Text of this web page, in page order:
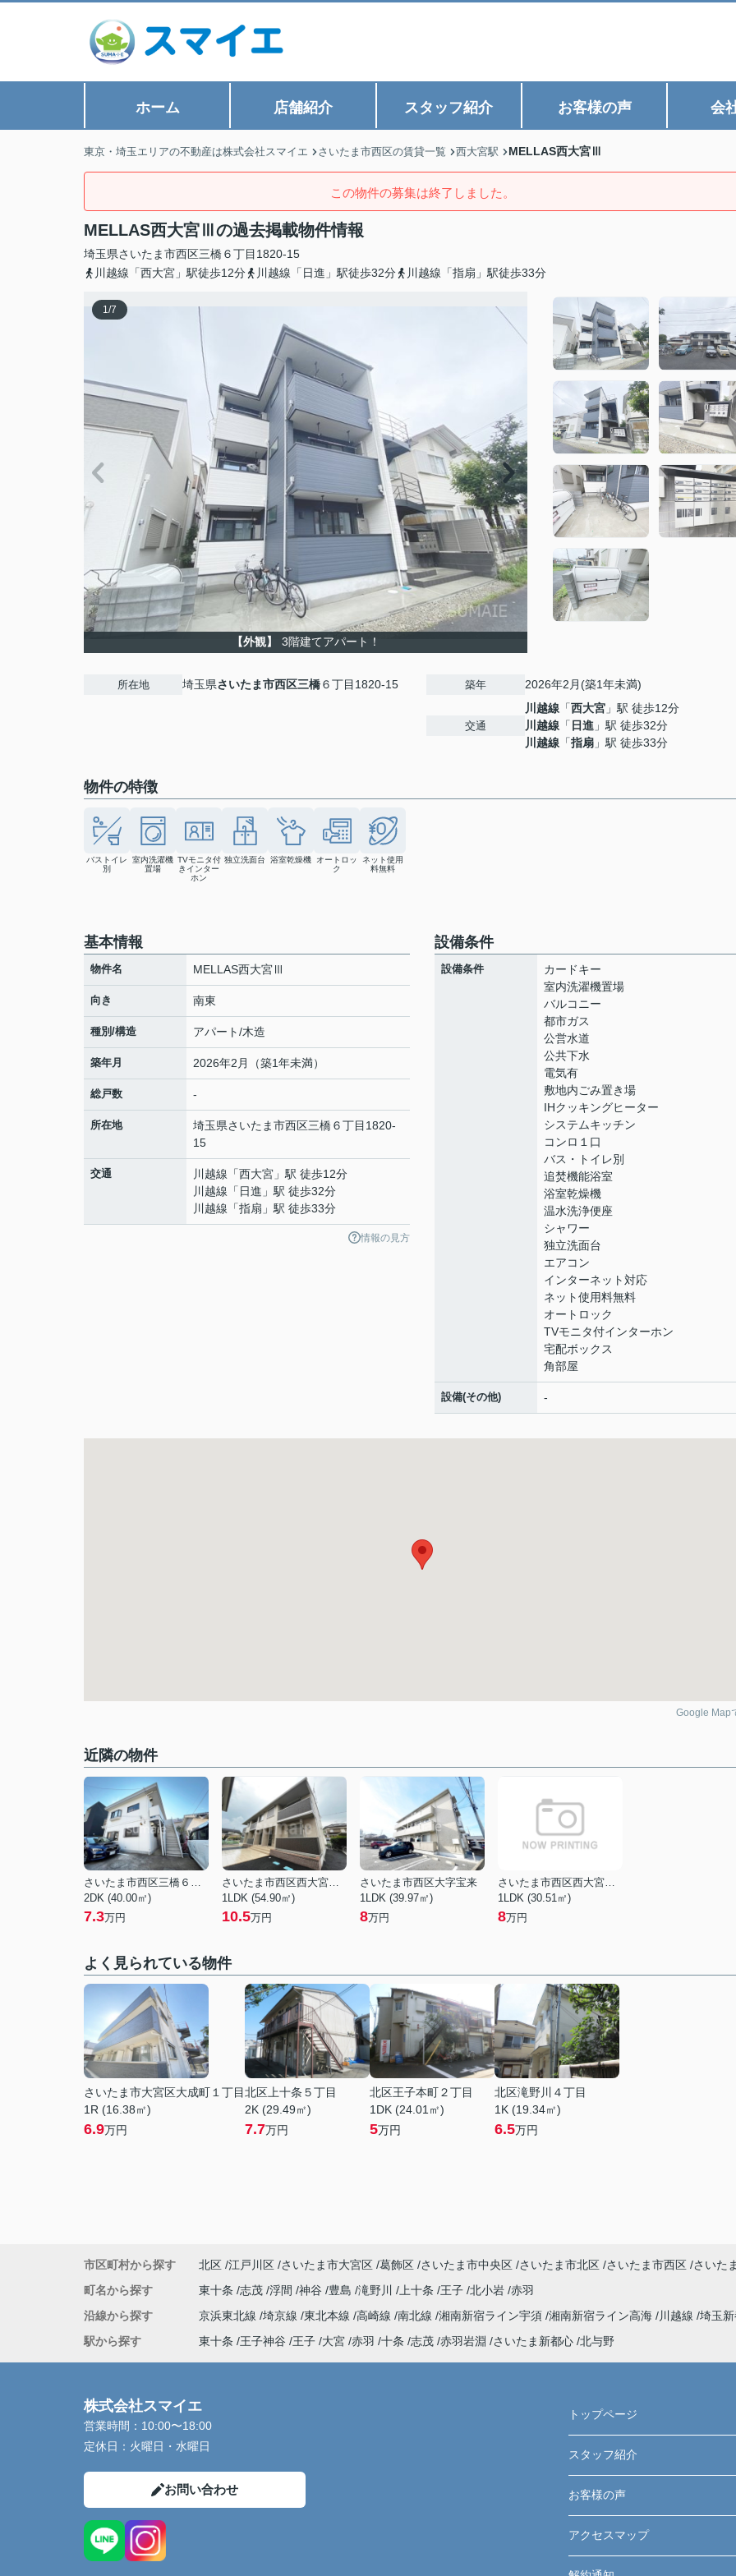
ホーム 店舗紹介 スタッフ紹介 お客様の声 会
東京・埼玉エリアの不動産は株式会社スマイエ さいたま市西区の賃貸一覧 西大宮駅 MELLAS西大宮Ⅲ
この物件の募集は終了しました。
MELLAS西大宮Ⅲの過去掲載物件情報
埼玉県さいたま市西区三橋６丁目1820-15
川越線「西大宮」駅徒歩12分
川越線「日進」駅徒歩32分 川越線「指扇」駅徒歩33分
1/7
【外観】 3階建てアパート！
所在地 埼玉県さいたま市西区三橋６丁目1820-15 築年 2026年2月(築1年未満)
交通
川越線 「西大宮 」駅 徒歩12分
川越線 「 日進 」駅 徒歩32分
川越線 「指扇 」駅 徒歩33分
物件の特徴
バストイレ
別
室内洗濯機
置場
TVモニタ付
きインター
ホン
独立洗面台 浴室乾燥機
オートロッ
ク
ネット使用
料無料
基本情報
物件名 MELLAS西大宮Ⅲ
向き 南東
種別/構造 アパート/木造
築年月 2026年2月（築1年未満）
総戸数 -
所在地 埼玉県さいたま市西区三橋６丁目1820-
15
交通 川越線 「西大宮 」駅 徒歩12分
川越線 「 日進 」駅 徒歩32分
川越線 「指扇 」駅 徒歩33分
情報の見方
設備条件
設備条件
カードキー
室内洗濯機置場
バルコニー
都市ガス
公営水道
公共下水
電気有
敷地内ごみ置き場
IHクッキングヒーター
システムキッチン
コンロ１口
バス・トイレ別
追焚機能浴室
浴室乾燥機
温水洗浄便座
シャワー
独立洗面台
エアコン
インターネット対応
ネット使用料無料
オートロック
TVモニタ付インターホン
宅配ボックス
角部屋
設備(その他) -
Google Map
近隣の物件
さいたま市西区三橋６丁目
2DK (40.00㎡)
7.3万円
さいたま市西区西大宮１丁目
1LDK (54.90㎡)
10.5万円
さいたま市西区大字宝来
1LDK (39.97㎡)
8万円
さいたま市西区西大宮３丁目
1LDK (30.51㎡)
8万円
よく見られている物件
さいたま市大宮区大成町１丁目
1R (16.38㎡)
6.9万円
北区上十条５丁目
2K (29.49㎡)
7.7万円
北区王子本町２丁目
1DK (24.01㎡)
5万円
北区滝野川４丁目
1K (19.34㎡)
6.5万円
市区町村から探す 北区 江戸川区 さいたま市大宮区 葛飾区 さいたま市中央区 さいたま市北区 さいたま市西区
さいた
町名から探す
東十条 志茂 浮間 神谷 豊島 滝野川 上十条 王子 北小岩 赤羽
沿線から探す
京浜東北線 埼京線 東北本線 高崎線 南北線 湘南新宿ライン宇須 湘南新宿ライン高海 川越線 埼玉
駅から探す
東十条 王子神谷 王子 大宮 赤羽 十条 志茂 赤羽岩淵 さいたま新都心 北与野
株式会社スマイエ
営業時間： 10:00〜18:00
定休日： 火曜日・水曜日
お問い合わせ
トップページ
スタッフ紹介
お客様の声
アクセスマップ